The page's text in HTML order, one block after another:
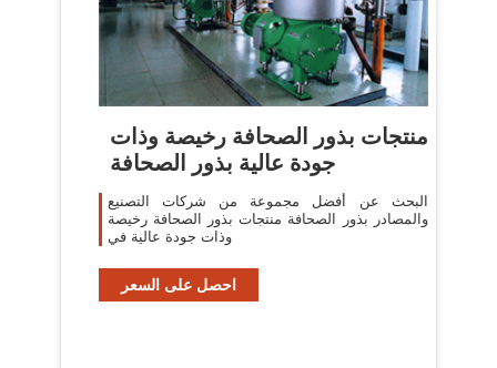
منتجات بذور الصحافة رخيصة وذات
جودة عالية بذور الصحافة
البحث عن أفضل مجموعة من شركات التصنيع
والمصادر بذور الصحافة منتجات بذور الصحافة رخيصة
وذات جودة عالية في
احصل على السعر